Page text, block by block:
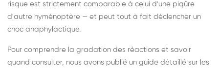
risque est strictement comparable à celui d'une piqûre
d'autre hyménoptère — et peut tout à fait déclencher un
choc anaphylactique.
Pour comprendre la gradation des réactions et savoir
quand consulter, nous avons publié un guide détaillé sur les